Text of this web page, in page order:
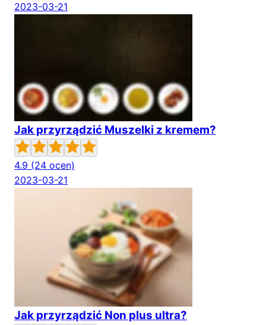
2023-03-21
Jak przyrządzić Muszelki z kremem?
4.9 (24 ocen)
2023-03-21
Jak przyrządzić Non plus ultra?